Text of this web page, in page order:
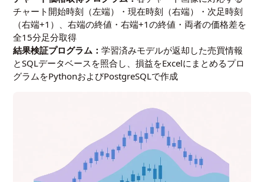
チャート開始時刻（左端）・現在時刻（右端）・次足時刻
（右端+1）、右端の終値・右端+1の終値・両者の価格差を
全15分足分取得
結果検証プログラム：学習済みモデルが返却した売買情報
とSQLデータベースを照合し、損益をExcelにまとめるプロ
グラムをPythonおよびPostgreSQLで作成